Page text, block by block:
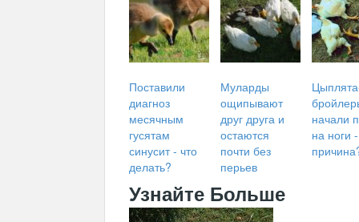
Поставили
диагноз
месячным
гусятам
синусит - что
делать?
Муларды
ощипывают
друг друга и
остаются
почти без
перьев
начали
на ноги
Узнайте Больше